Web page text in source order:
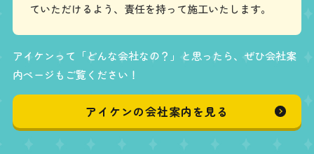
ていただけるよう、責任を持って施工いたします。
アイケンって「どんな会社なの？」と思ったら、ぜひ会社案
内ページもご覧ください！
アイケンの会社案内を見る